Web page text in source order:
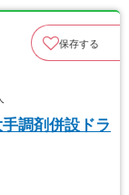
保存する
調剤併設ドラ